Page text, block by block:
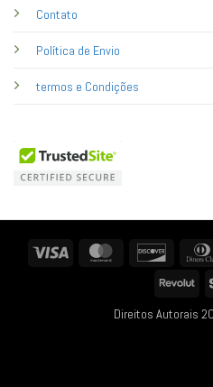
Contato
Política de Envio
termos e Condições
MasterCard Discover
Direitos Autorais